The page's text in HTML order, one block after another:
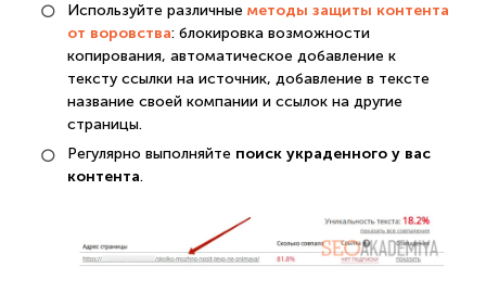
Используйте различные методы защиты контента
от воровства: блокировка возможности
копирования, автоматическое добавление к
тексту ссылки на источник, добавление в тексте
название своей компании и ссылок на другие
страницы.
Регулярно выполняйте поиск украденного у вас
контента.